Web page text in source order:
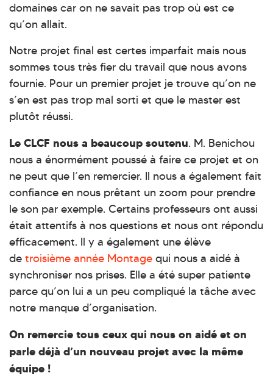
domaines car on ne savait pas trop où est ce
qu’on allait.
Notre projet final est certes imparfait mais nous
sommes tous très fier du travail que nous avons
fournie. Pour un premier projet je trouve qu’on ne
s’en est pas trop mal sorti et que le master est
plutôt réussi.
Le CLCF nous a beaucoup soutenu. M. Benichou
nous a énormément poussé à faire ce projet et on
ne peut que l’en remercier. Il nous a également fait
confiance en nous prêtant un zoom pour prendre
le son par exemple. Certains professeurs ont aussi
était attentifs à nos questions et nous ont répondu
efficacement. Il y a également une élève
de troisième année Montage qui nous a aidé à
synchroniser nos prises. Elle a été super patiente
parce qu’on lui a un peu compliqué la tâche avec
notre manque d’organisation.
On remercie tous ceux qui nous on aidé et on
parle déjà d’un nouveau projet avec la même
équipe !